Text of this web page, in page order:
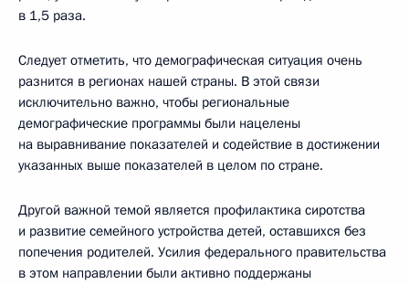
в 1,5 раза.
Следует отметить, что демографическая ситуация очень
разнится в регионах нашей страны. В этой связи
исключительно важно, чтобы региональные
демографические программы были нацелены
на выравнивание показателей и содействие в достижении
указанных выше показателей в целом по стране.
Другой важной темой является профилактика сиротства
и развитие семейного устройства детей, оставшихся без
попечения родителей. Усилия федерального правительства
в этом направлении были активно поддержаны